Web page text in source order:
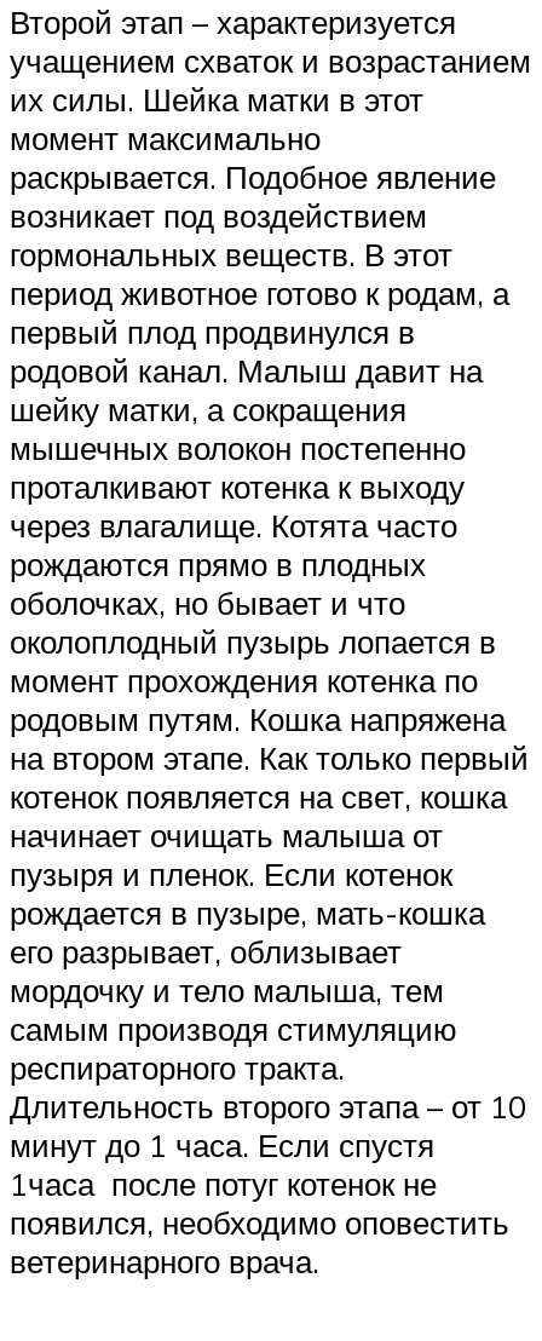
Второй этап – характеризуется
учащением схваток и возрастанием
их силы. Шейка матки в этот
момент максимально
раскрывается. Подобное явление
возникает под воздействием
гормональных веществ. В этот
период животное готово к родам, а
первый плод продвинулся в
родовой канал. Малыш давит на
шейку матки, а сокращения
мышечных волокон постепенно
проталкивают котенка к выходу
через влагалище. Котята часто
рождаются прямо в плодных
оболочках, но бывает и что
околоплодный пузырь лопается в
момент прохождения котенка по
родовым путям. Кошка напряжена
на втором этапе. Как только первый
котенок появляется на свет, кошка
начинает очищать малыша от
пузыря и пленок. Если котенок
рождается в пузыре, мать-кошка
его разрывает, облизывает
мордочку и тело малыша, тем
самым производя стимуляцию
респираторного тракта.
Длительность второго этапа – от 10
минут до 1 часа. Если спустя
1часа после потуг котенок не
появился, необходимо оповестить
ветеринарного врача.